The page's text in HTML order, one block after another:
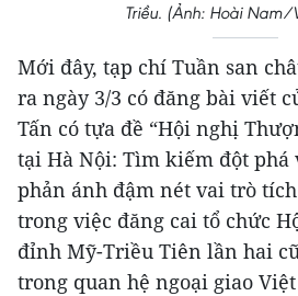
Triều. (Ảnh: Hoài Nam/
Mới đây, tạp chí Tuần san
ra ngày 3/3 có đăng bài viết
Tấn có tựa đề “Hội nghị
tại Hà Nội: Tìm kiếm đột phá
phản ánh đậm nét vai trò
trong việc đăng cai tổ chức
đỉnh Mỹ-Triều Tiên lần hai
trong quan hệ ngoại giao